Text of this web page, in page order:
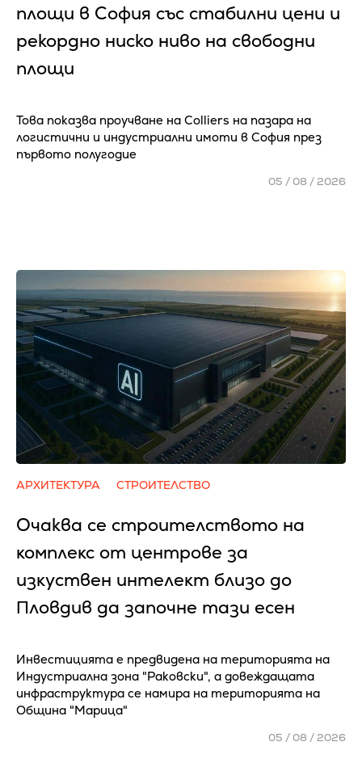
площи в София със стабилни цени и
рекордно ниско ниво на свободни
площи
Това показва проучване на Colliers на пазара на
логистични и индустриални имоти в София през
първото полугодие
05 / 08 / 2026
АРХИТЕКТУРА СТРОИТЕЛСТВО
Очаква се cтpoитeлcтвoтo нa
ĸoмплeĸc oт цeнтpoвe зa
изĸycтвeн интeлeĸт близo дo
Πлoвдив да зaпoчнe тaзи eceн
Инвестицията е предвидена на територията на
Индустриална зона "Раковски", а довеждащата
инфраструктура се намира на територията на
Община "Марица"
05 / 08 / 2026